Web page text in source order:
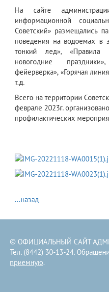
На сайте
информационной
Советский» размещались
поведения на водоемах в
тонкий лед», «Правила
новогодние
фейерверка», «Горячая
т.д.
Всего на территории
феврале 2023г.
профилактических
...назад
© ОФИЦИАЛЬНЫЙ САЙТ
Тел. (8442) 30-13-24.
приемную.